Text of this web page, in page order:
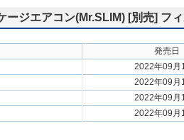
ージエアコン(Mr.SLIM) [別売] フ
発売日
2022年09月
2022年09月
2022年09月
2022年09月